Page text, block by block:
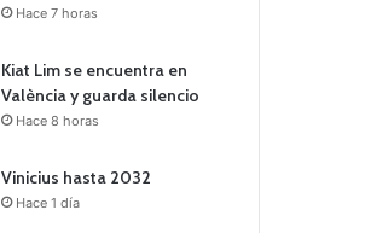
Hace 7 horas
Kiat Lim se encuentra en
València y guarda silencio
Hace 8 horas
Vinicius hasta 2032
Hace 1 día